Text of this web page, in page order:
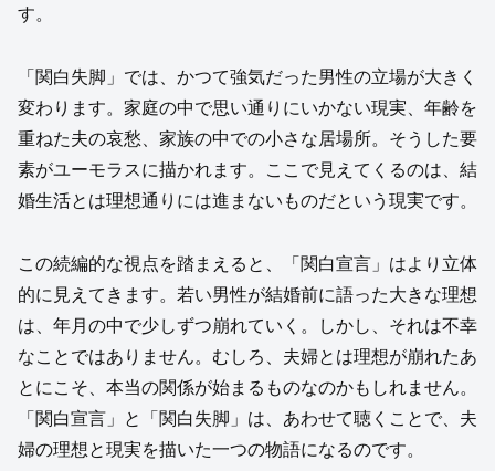
す。
「関白失脚」では、かつて強気だった男性の立場が大きく
変わります。家庭の中で思い通りにいかない現実、年齢を
重ねた夫の哀愁、家族の中での小さな居場所。そうした要
素がユーモラスに描かれます。ここで見えてくるのは、結
婚生活とは理想通りには進まないものだという現実です。
この続編的な視点を踏まえると、「関白宣言」はより立体
的に見えてきます。若い男性が結婚前に語った大きな理想
は、年月の中で少しずつ崩れていく。しかし、それは不幸
なことではありません。むしろ、夫婦とは理想が崩れたあ
とにこそ、本当の関係が始まるものなのかもしれません。
「関白宣言」と「関白失脚」は、あわせて聴くことで、夫
婦の理想と現実を描いた一つの物語になるのです。